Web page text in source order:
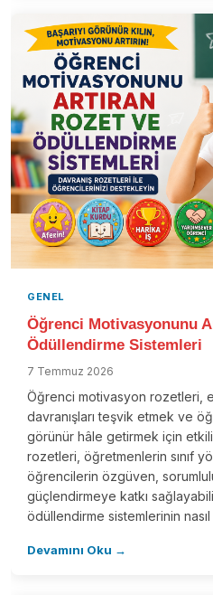
e
b
i
i
r
GENEL
Öğrenci Motivasyonunu
Ödüllendirme Sistemleri
7 Temmuz 2026
Öğrenci motivasyon rozetleri,
davranışları teşvik etmek ve
görünür hâle getirmek için
rozetleri, öğretmenlerin sınıf
öğrencilerin özgüven,
güçlendirmeye katkı
ödüllendirme sistemlerinin
Devamını Oku →